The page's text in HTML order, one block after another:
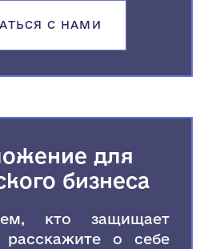
С НАМИ
для
бизнеса
кто защищает
о себе